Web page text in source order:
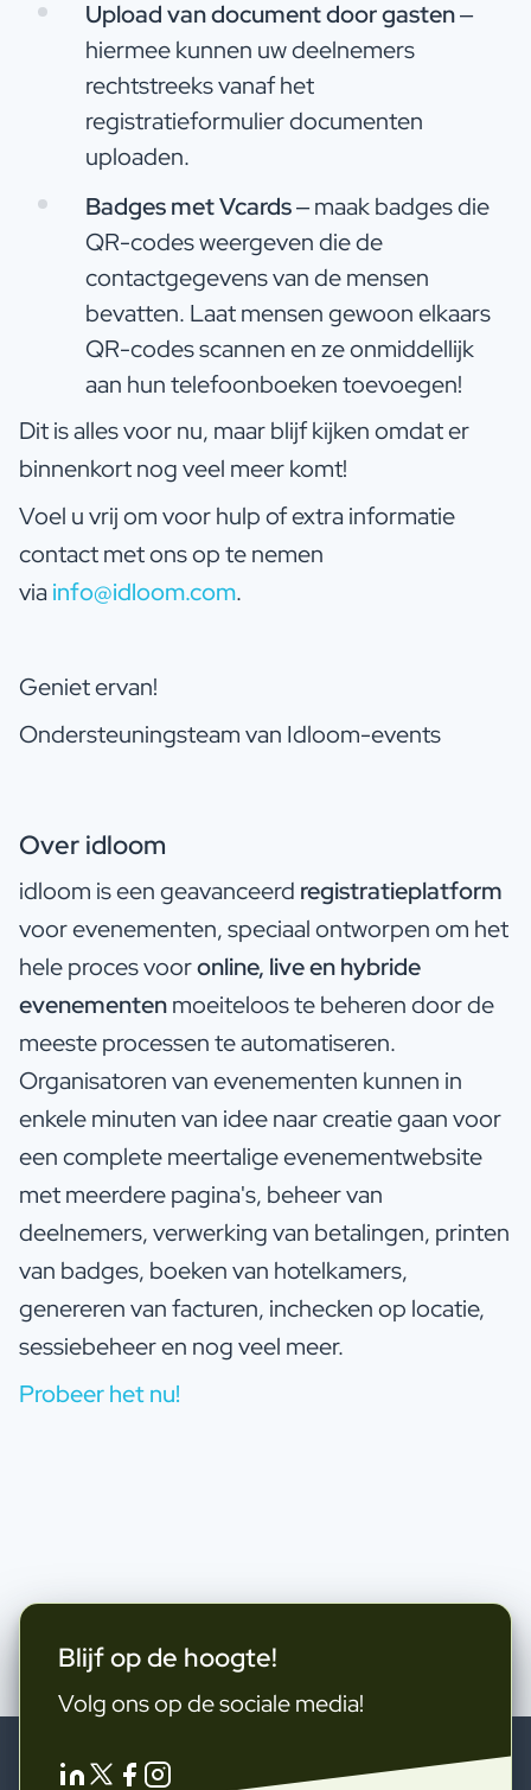
Upload van document door gasten–
hiermee kunnen uw deelnemers
rechtstreeks vanaf het
registratieformulier documenten
uploaden.
Badges met Vcards– maak badges die
QR-codes weergeven die de
contactgegevens van de mensen
bevatten. Laat mensen gewoon elkaars
QR-codes scannen en ze onmiddellijk
aan hun telefoonboeken toevoegen!
Dit is alles voor nu, maar blijf kijken omdat er
binnenkort nog veel meer komt!
Voel u vrij om voor hulp of extra informatie
contact met ons op te nemen
via info@idloom.com.
Geniet ervan!
Ondersteuningsteam van Idloom-events
Over idloom
idloom is een geavanceerd registratieplatform
voor evenementen, speciaal ontworpen om het
hele proces vooronline, live en hybride
evenementenmoeiteloos te beheren door de
meeste processen te automatiseren.
Organisatoren van evenementen kunnen in
enkele minuten van idee naar creatie gaan voor
een complete meertalige evenementwebsite
met meerdere pagina's, beheer van
deelnemers, verwerking van betalingen, printen
van badges, boeken van hotelkamers,
genereren van facturen, inchecken op locatie,
sessiebeheer en nog veel meer.
Probeer het nu!
Blijf op de hoogte!
Volg ons op de sociale media!